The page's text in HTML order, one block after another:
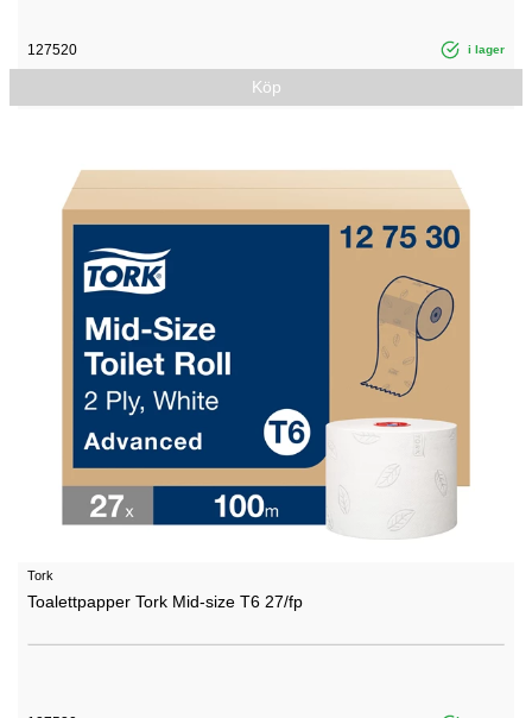
127520 i lager
Köp
Tork
Toalettpapper Tork Mid-size T6 27/fp